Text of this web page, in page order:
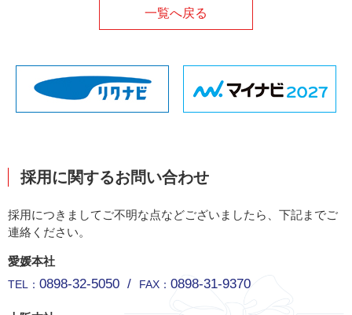
一覧へ戻る
採用に関するお問い合わせ
採用につきましてご不明な点などございましたら、下記までご
連絡ください。
愛媛本社
TEL： 0898-32-5050 / FAX： 0898-31-9370